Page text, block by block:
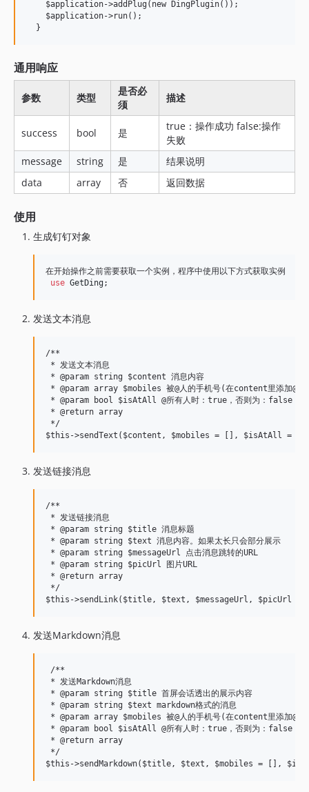
    $application->addPlug(new DingPlugin());
    $application->run();
通用响应
参数 类型
是否必
须
描述
success bool 是
true：操作成功 false:操作
失败
message
string 是
结果说明
data
array 否 返回数据
使用
生成钉钉对象
在开始操作之前需要获取一个实例，程序中使用以下方式获取实例
use GetDing;
发送文本消息
/**
* 发送文本消息
* @param string $content 消息内容
* @param array $mobiles 被@人的手机号(在content里添加@人
* @param bool $isAtAll @所有人时：true，否则为：false
* @return array
*/
发送链接消息
/**
* 发送链接消息
* @param string $title 消息标题
* @param string $text 消息内容。如果太长只会部分展示
* @param string $messageUrl 点击消息跳转的URL
* @param string $picUrl 图片URL
* @return array
*/
发送Markdown消息
/**
* 发送Markdown消息
* @param string $title 首屏会话透出的展示内容
* @param string $text markdown格式的消息
* @param array $mobiles 被@人的手机号(在content里添加@人
* @param bool $isAtAll @所有人时：true，否则为：false
* @return array
*/